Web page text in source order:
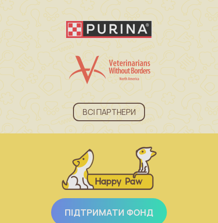
ВСІ ПАРТНЕРИ
ПІДТРИМАТИ ФОНД